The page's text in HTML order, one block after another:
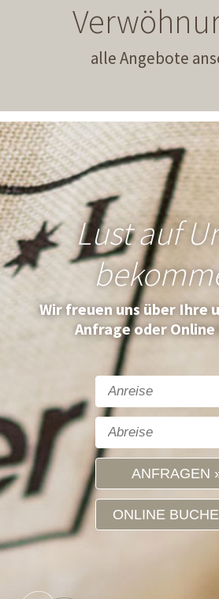
alle Angebote
Lust auf
Wir freuen uns über Ihre
Anfrage oder Online
ANFRAGEN
ONLINE